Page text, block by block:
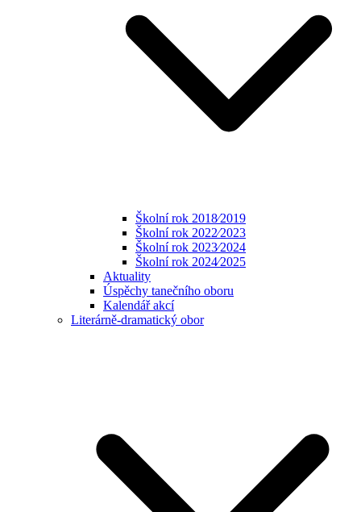
Školní rok 2018⁄2019
Školní rok 2022⁄2023
Školní rok 2023⁄2024
Školní rok 2024⁄2025
Aktuality
Úspěchy tanečního oboru
Kalendář akcí
Literárně-dramatický obor